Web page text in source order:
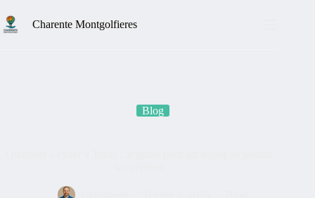
Charente Montgolfieres
Blog